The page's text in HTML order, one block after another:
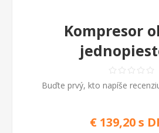
Kompresor
Buďte prvý, kto napíše
€ 139,20 s